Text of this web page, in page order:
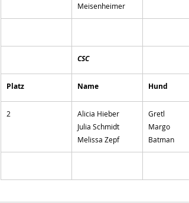
Meisenheimer
CSC
Platz Name Hund
2
Alicia Hieber
Julia Schmidt
Melissa Zepf
Gretl
Margo
Batman